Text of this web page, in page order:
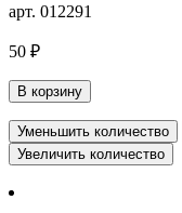
арт. 012291
50 ₽
В корзину
Уменьшить количество
Увеличить количество